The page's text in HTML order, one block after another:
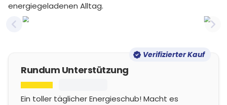
energiegeladenen Alltag.
Previous slide
Verifizierter Kauf
Rundum Unterstützung
Ein toller täglicher Energieschub! Macht es